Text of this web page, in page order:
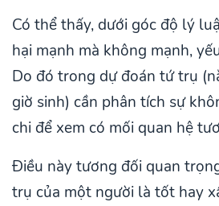
Có thể thấy, dưới góc độ lý
hại mạnh mà không mạnh,
Do đó trong dự đoán tứ trụ
giờ sinh) cần phân tích sự
chi để xem có mối quan hệ
Điều này tương đối quan
trụ của một người là tốt hay